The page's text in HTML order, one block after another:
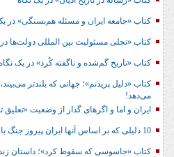
کتاب «جامعه ایران و مسئله هم‌بستگی» در
کتاب «تجلی مسئولیت بین المللی دولت‌ها
کتاب «تاریخ گم‌شده و ناگفته کُرد» در یک
کتاب «دلیل پریدنم»؛ جهانی که بلندتر
می‌دهد!
ایران و اما و اگرهای گذار از وضعیت «تعلیق
10 دلیلی که بر اساس آنها ایران پیروز جنگ با آمریکا/اسرائیل است!
کتاب «جاسوسی که سقوط کرد»؛ داستان